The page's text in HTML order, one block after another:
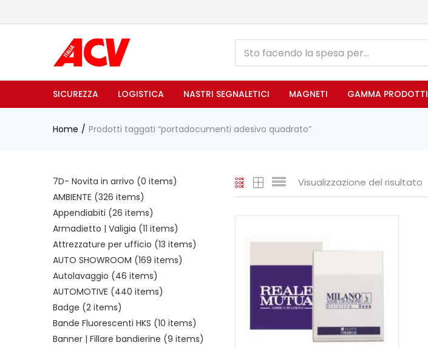
SICUREZZA LOGISTICA NASTRI SEGNALETICI MAGNETI GAMMA PRODOTTI
Home Prodotti taggati “portadocumenti adesivo quadrato”
Visualizzazione del risultato
7D- Novita in arrivo (0 items)
AMBIENTE (326 items)
Appendiabiti (26 items)
Armadietto | Valigia (11 items)
Attrezzature per ufficio (13 items)
AUTO SHOWROOM (169 items)
Autolavaggio (46 items)
AUTOMOTIVE (440 items)
Badge (2 items)
Bande Fluorescenti HKS (10 items)
Banner | Fillare bandierine (9 items)